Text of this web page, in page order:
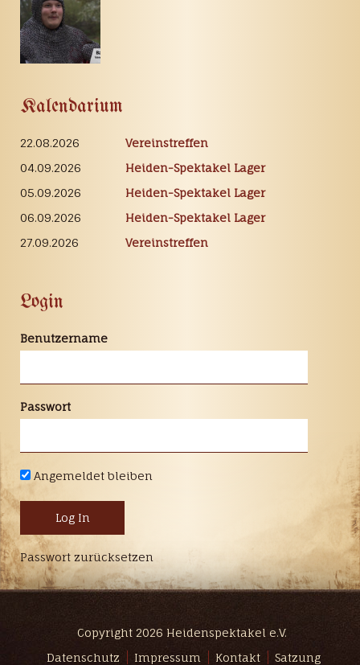
Kalendarium
22.08.2026
Vereinstreffen
04.09.2026
Heiden-Spektakel Lager
05.09.2026
Heiden-Spektakel Lager
06.09.2026
Heiden-Spektakel Lager
27.09.2026
Vereinstreffen
Login
Benutzername
Passwort
Angemeldet bleiben
Passwort zurücksetzen
Copyright 2026 Heidenspektakel e.V.
Datenschutz
Impressum Kontakt Satzung